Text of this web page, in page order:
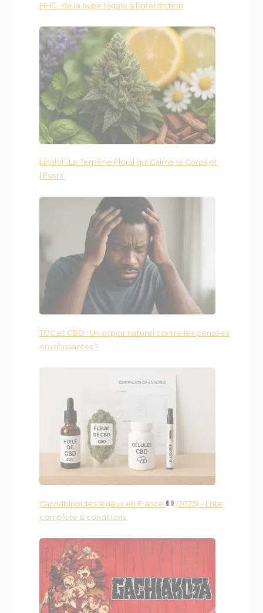
HHC : de la hype légale à l’interdiction
Linalol : Le Terpène Floral qui Calme le Corps et
l’Esprit
TOC et CBD : Un espoir naturel contre les pensées
envahissantes ?
Cannabinoïdes légaux en France
(2025) – Liste
complète & conditions